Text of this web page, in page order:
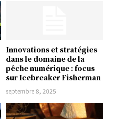
Innovations et stratégies
dans le domaine de la
pêche numérique : focus
sur Icebreaker Fisherman
septembre 8, 2025